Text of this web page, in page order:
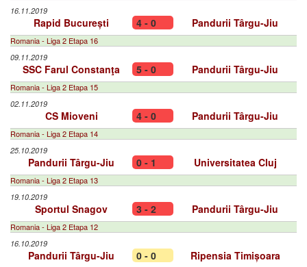
16.11.2019
Rapid București 4 - 0 Pandurii Târgu-Jiu
Romania - Liga 2 Etapa 16
09.11.2019
SSC Farul Constanţa 5 - 0 Pandurii Târgu-Jiu
Romania - Liga 2 Etapa 15
02.11.2019
CS Mioveni 4 - 0 Pandurii Târgu-Jiu
Romania - Liga 2 Etapa 14
25.10.2019
Pandurii Târgu-Jiu 0 - 1 Universitatea Cluj
Romania - Liga 2 Etapa 13
19.10.2019
Sportul Snagov 3 - 2 Pandurii Târgu-Jiu
Romania - Liga 2 Etapa 12
16.10.2019
Pandurii Târgu-Jiu 0 - 0 Ripensia Timișoara